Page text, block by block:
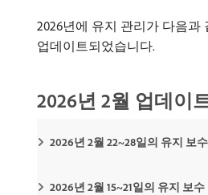
2026년에 유지 관리가 다음과
업데이트되었습니다.
2026년 2월 업데이
2026년 2월 22~28일의 유지 보
2026년 2월 15~21일의 유지 보